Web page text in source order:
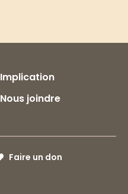
Implication
Nous joindre
Faire un don